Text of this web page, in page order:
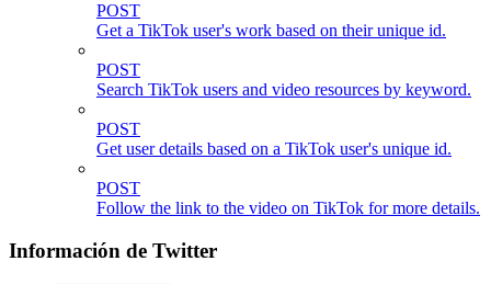
POST
Get a TikTok user's work based on their unique id.
POST
Search TikTok users and video resources by keyword.
POST
Get user details based on a TikTok user's unique id.
POST
Follow the link to the video on TikTok for more details.
Información de Twitter